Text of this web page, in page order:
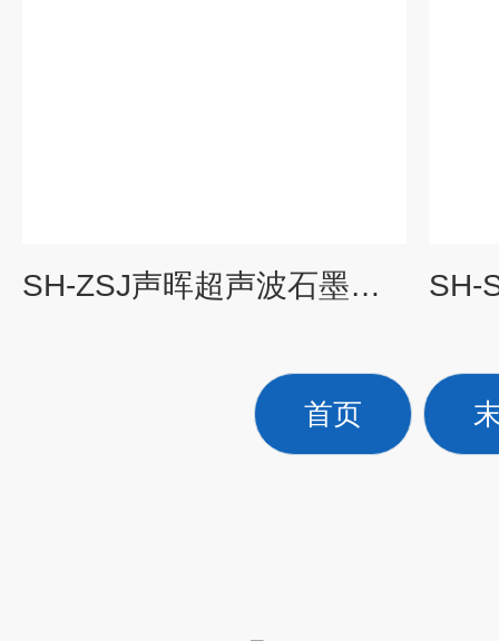
SH-ZSJ声晖超声波石墨烯制备分散中试原料剥离
首页